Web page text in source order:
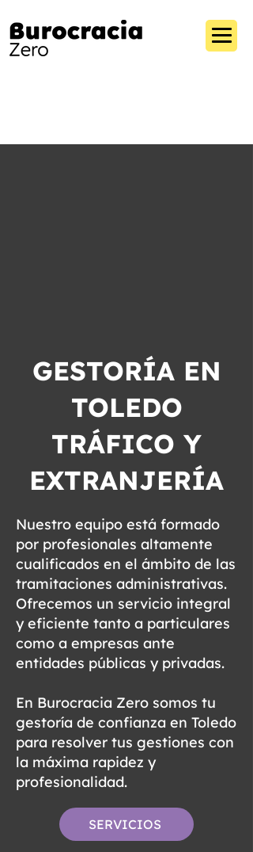
GESTORÍA EN
TOLEDO
TRÁFICO Y
EXTRANJERÍA
Nuestro equipo está formado
por profesionales altamente
cualificados en el ámbito de las
tramitaciones administrativas.
Ofrecemos un servicio integral
y eficiente tanto a particulares
como a empresas ante
entidades públicas y privadas.
En Burocracia Zero somos tu
gestoría de confianza en Toledo
para resolver tus gestiones con
la máxima rapidez y
profesionalidad.
SERVICIOS